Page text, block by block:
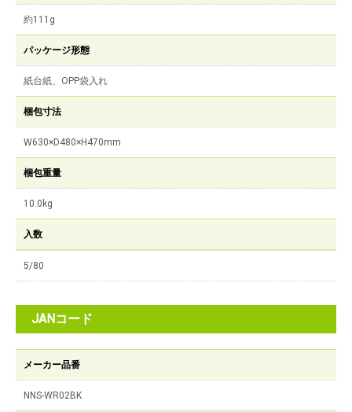
約111g
パッケージ形態
紙台紙、OPP袋入れ
梱包寸法
W630×D480×H470mm
梱包重量
10.0kg
入数
5/80
JANコード
メーカー品番
NNS-WR02BK